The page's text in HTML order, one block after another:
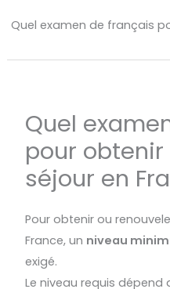
Quel examen de français
Quel
pour
séjour en
Pour obtenir ou
France, un niveau
exigé.
Le niveau requis dépend